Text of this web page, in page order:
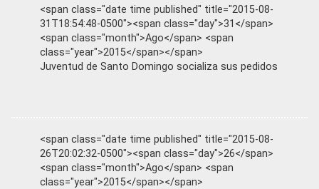
<span class="date time published" title="2015-08-
31T18:54:48-0500"><span class="day">31</span>
<span class="month">Ago</span> <span
class="year">2015</span></span>
Juventud de Santo Domingo socializa sus pedidos
<span class="date time published" title="2015-08-
26T20:02:32-0500"><span class="day">26</span>
<span class="month">Ago</span> <span
class="year">2015</span></span>